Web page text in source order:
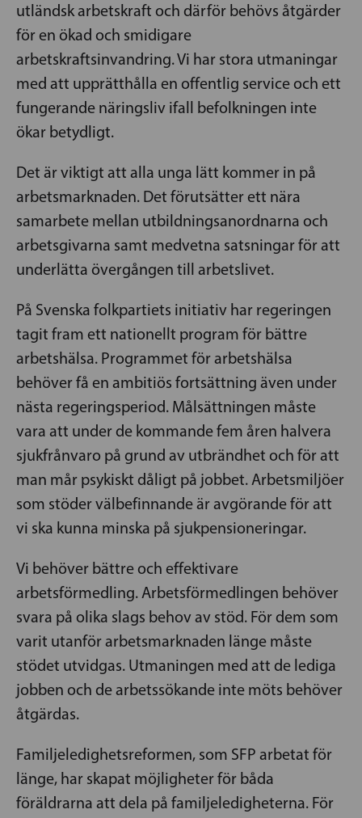
utländsk arbetskraft och därför behövs åtgärder
för en ökad och smidigare
arbetskraftsinvandring. Vi har stora utmaningar
med att upprätthålla en offentlig service och ett
fungerande näringsliv ifall befolkningen inte
ökar betydligt.
Det är viktigt att alla unga lätt kommer in på
arbetsmarknaden. Det förutsätter ett nära
samarbete mellan utbildningsanordnarna och
arbetsgivarna samt medvetna satsningar för att
underlätta övergången till arbetslivet.
På Svenska folkpartiets initiativ har regeringen
tagit fram ett nationellt program för bättre
arbetshälsa. Programmet för arbetshälsa
behöver få en ambitiös fortsättning även under
nästa regeringsperiod. Målsättningen måste
vara att under de kommande fem åren halvera
sjukfrånvaro på grund av utbrändhet och för att
man mår psykiskt dåligt på jobbet. Arbetsmiljöer
som stöder välbefinnande är avgörande för att
vi ska kunna minska på sjukpensioneringar.
Vi behöver bättre och effektivare
arbetsförmedling. Arbetsförmedlingen behöver
svara på olika slags behov av stöd. För dem som
varit utanför arbetsmarknaden länge måste
stödet utvidgas. Utmaningen med att de lediga
jobben och de arbetssökande inte möts behöver
åtgärdas.
Familjeledighetsreformen, som SFP arbetat för
länge, har skapat möjligheter för båda
föräldrarna att dela på familjeledigheterna. För